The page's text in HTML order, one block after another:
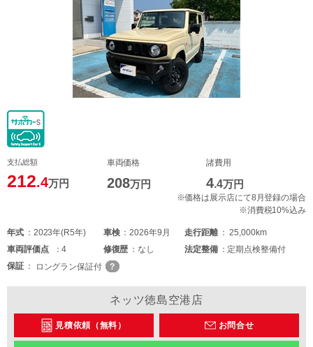
支払総額
212.4万円
車両価格
208万円
諸費用
4.4万円
※価格は展示店にて8月登録の場合
※消費税10%込み
年式 2023年(R5年) 車検 2026年9月 走行距離
25,000km
車両評価点 4 修復歴 なし 法定整備
定期点検整備付
保証
ロングラン保証付
ネッツ徳島空港店
見積依頼（無料） お問合せ